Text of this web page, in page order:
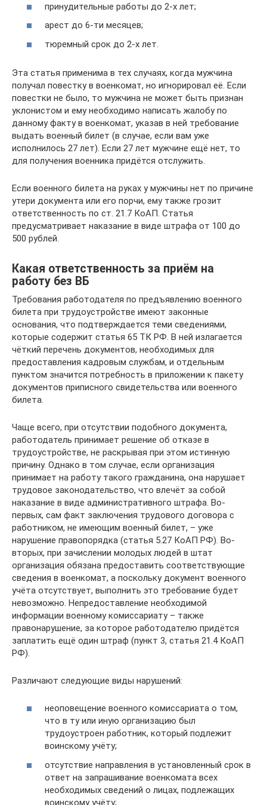
принудительные работы до 2-х лет;
арест до 6-ти месяцев;
тюремный срок до 2-х лет.
Эта статья применима в тех случаях, когда мужчина
получал повестку в военкомат, но игнорировал её. Если
повестки не было, то мужчина не может быть признан
уклонистом и ему необходимо написать жалобу по
данному факту в военкомат, указав в ней требование
выдать военный билет (в случае, если вам уже
исполнилось 27 лет). Если 27 лет мужчине ещё нет, то
для получения военника придётся отслужить.
Если военного билета на руках у мужчины нет по причине
утери документа или его порчи, ему также грозит
ответственность по ст. 21.7 КоАП. Статья
предусматривает наказание в виде штрафа от 100 до
500 рублей.
Какая ответственность за приём на
работу без ВБ
Требования работодателя по предъявлению военного
билета при трудоустройстве имеют законные
основания, что подтверждается теми сведениями,
которые содержит статья 65 ТК РФ. В ней излагается
чёткий перечень документов, необходимых для
предоставления кадровым службам, и отдельным
пунктом значится потребность в приложении к пакету
документов приписного свидетельства или военного
билета.
Чаще всего, при отсутствии подобного документа,
работодатель принимает решение об отказе в
трудоустройстве, не раскрывая при этом истинную
причину. Однако в том случае, если организация
принимает на работу такого гражданина, она нарушает
трудовое законодательство, что влечёт за собой
наказание в виде административного штрафа. Во-
первых, сам факт заключения трудового договора с
работником, не имеющим военный билет, – уже
нарушение правопорядка (статья 5.27 КоАП РФ). Во-
вторых, при зачислении молодых людей в штат
организация обязана предоставить соответствующие
сведения в военкомат, а поскольку документ военного
учёта отсутствует, выполнить это требование будет
невозможно. Непредоставление необходимой
информации военному комиссариату – также
правонарушение, за которое работодателю придётся
заплатить ещё один штраф (пункт 3, статья 21.4 КоАП
РФ).
Различают следующие виды нарушений:
неоповещение военного комиссариата о том,
что в ту или иную организацию был
трудоустроен работник, который подлежит
воинскому учёту;
отсутствие направления в установленный срок в
ответ на запрашивание военкомата всех
необходимых сведений о лицах, подлежащих
воинскому учёту;